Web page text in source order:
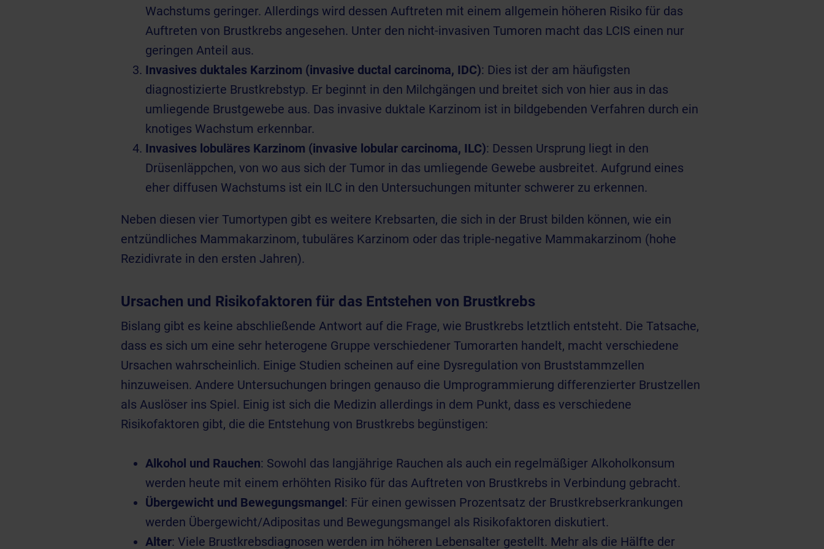
Wachstums geringer. Allerdings wird dessen Auftreten mit einem allgemein höheren Risiko für das
Auftreten von Brustkrebs angesehen. Unter den nicht-invasiven Tumoren macht das LCIS einen nur
geringen Anteil aus.
Invasives duktales Karzinom (invasive ductal carcinoma, IDC): Dies ist der am häufigsten
diagnostizierte Brustkrebstyp. Er beginnt in den Milchgängen und breitet sich von hier aus in das
umliegende Brustgewebe aus. Das invasive duktale Karzinom ist in bildgebenden Verfahren durch ein
knotiges Wachstum erkennbar.
Invasives lobuläres Karzinom (invasive lobular carcinoma, ILC): Dessen Ursprung liegt in den
Drüsenläppchen, von wo aus sich der Tumor in das umliegende Gewebe ausbreitet. Aufgrund eines
eher diffusen Wachstums ist ein ILC in den Untersuchungen mitunter schwerer zu erkennen.
Neben diesen vier Tumortypen gibt es weitere Krebsarten, die sich in der Brust bilden können, wie ein
entzündliches Mammakarzinom, tubuläres Karzinom oder das triple-negative Mammakarzinom (hohe
Rezidivrate in den ersten Jahren).
Ursachen und Risikofaktoren für das Entstehen von Brustkrebs
Bislang gibt es keine abschließende Antwort auf die Frage, wie Brustkrebs letztlich entsteht. Die Tatsache,
dass es sich um eine sehr heterogene Gruppe verschiedener Tumorarten handelt, macht verschiedene
Ursachen wahrscheinlich. Einige Studien scheinen auf eine Dysregulation von Bruststammzellen
hinzuweisen. Andere Untersuchungen bringen genauso die Umprogrammierung differenzierter Brustzellen
als Auslöser ins Spiel. Einig ist sich die Medizin allerdings in dem Punkt, dass es verschiedene
Risikofaktoren gibt, die die Entstehung von Brustkrebs begünstigen:
Alkohol und Rauchen: Sowohl das langjährige Rauchen als auch ein regelmäßiger Alkoholkonsum
werden heute mit einem erhöhten Risiko für das Auftreten von Brustkrebs in Verbindung gebracht.
Übergewicht und Bewegungsmangel: Für einen gewissen Prozentsatz der Brustkrebserkrankungen
werden Übergewicht/Adipositas und Bewegungsmangel als Risikofaktoren diskutiert.
Alter: Viele Brustkrebsdiagnosen werden im höheren Lebensalter gestellt. Mehr als die Hälfte der